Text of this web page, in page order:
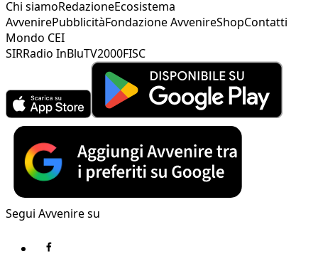
Chi siamoRedazioneEcosistema
AvvenirePubblicitàFondazione AvvenireShopContatti
Mondo CEI
SIRRadio InBluTV2000FISC
Segui Avvenire su